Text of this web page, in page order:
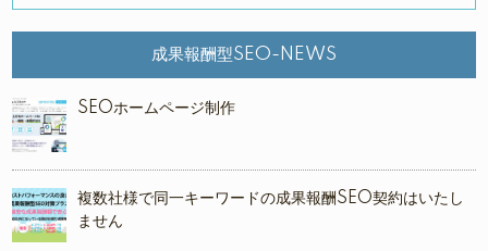
成果報酬型SEO-NEWS
SEOホームページ制作
複数社様で同一キーワードの成果報酬SEO契約はいたし
ません